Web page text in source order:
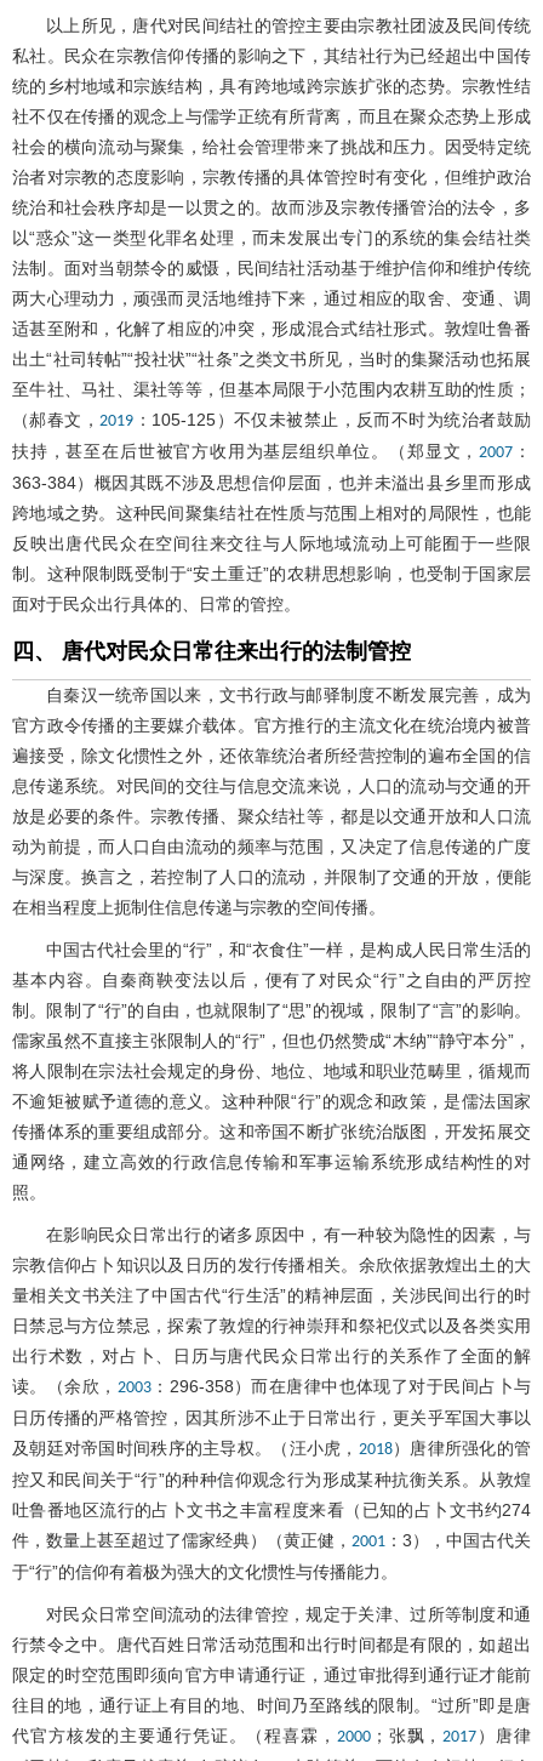
以上所见，唐代对民间结社的管控主要由宗教社团波及民间传统
私社。民众在宗教信仰传播的影响之下，其结社行为已经超出中国传
统的乡村地域和宗族结构，具有跨地域跨宗族扩张的态势。宗教性结
社不仅在传播的观念上与儒学正统有所背离，而且在聚众态势上形成
社会的横向流动与聚集，给社会管理带来了挑战和压力。因受特定统
治者对宗教的态度影响，宗教传播的具体管控时有变化，但维护政治
统治和社会秩序却是一以贯之的。故而涉及宗教传播管治的法令，多
以“惑众”这一类型化罪名处理，而未发展出专门的系统的集会结社类
法制。面对当朝禁令的威慑，民间结社活动基于维护信仰和维护传统
两大心理动力，顽强而灵活地维持下来，通过相应的取舍、变通、调
适甚至附和，化解了相应的冲突，形成混合式结社形式。敦煌吐鲁番
出土“社司转帖”“投社状”“社条”之类文书所见，当时的集聚活动也拓展
至牛社、马社、渠社等等，但基本局限于小范围内农耕互助的性质；
（郝春文， 2019 ：105-125）不仅未被禁止，反而不时为统治者鼓励
扶持，甚至在后世被官方收用为基层组织单位。（郑显文， 2007 ：
363-384）概因其既不涉及思想信仰层面，也并未溢出县乡里而形成
跨地域之势。这种民间聚集结社在性质与范围上相对的局限性，也能
反映出唐代民众在空间往来交往与人际地域流动上可能囿于一些限
制。这种限制既受制于“安土重迁”的农耕思想影响，也受制于国家层
面对于民众出行具体的、日常的管控。
四、 唐代对民众日常往来出行的法制管控
自秦汉一统帝国以来，文书行政与邮驿制度不断发展完善，成为
官方政令传播的主要媒介载体。官方推行的主流文化在统治境内被普
遍接受，除文化惯性之外，还依靠统治者所经营控制的遍布全国的信
息传递系统。对民间的交往与信息交流来说，人口的流动与交通的开
放是必要的条件。宗教传播、聚众结社等，都是以交通开放和人口流
动为前提，而人口自由流动的频率与范围，又决定了信息传递的广度
与深度。换言之，若控制了人口的流动，并限制了交通的开放，便能
在相当程度上扼制住信息传递与宗教的空间传播。
中国古代社会里的“行”，和“衣食住”一样，是构成人民日常生活的
基本内容。自秦商鞅变法以后，便有了对民众“行”之自由的严厉控
制。限制了“行”的自由，也就限制了“思”的视域，限制了“言”的影响。
儒家虽然不直接主张限制人的“行”，但也仍然赞成“木纳”“静守本分”，
将人限制在宗法社会规定的身份、地位、地域和职业范畴里，循规而
不逾矩被赋予道德的意义。这种种限“行”的观念和政策，是儒法国家
传播体系的重要组成部分。这和帝国不断扩张统治版图，开发拓展交
通网络，建立高效的行政信息传输和军事运输系统形成结构性的对
照。
在影响民众日常出行的诸多原因中，有一种较为隐性的因素，与
宗教信仰占卜知识以及日历的发行传播相关。余欣依据敦煌出土的大
量相关文书关注了中国古代“行生活”的精神层面，关涉民间出行的时
日禁忌与方位禁忌，探索了敦煌的行神崇拜和祭祀仪式以及各类实用
出行术数，对占卜、日历与唐代民众日常出行的关系作了全面的解
读。（余欣， 2003：296-358）而在唐律中也体现了对于民间占卜与
日历传播的严格管控，因其所涉不止于日常出行，更关乎军国大事以
及朝廷对帝国时间秩序的主导权。（汪小虎， 2018）唐律所强化的管
控又和民间关于“行”的种种信仰观念行为形成某种抗衡关系。从敦煌
吐鲁番地区流行的占卜文书之丰富程度来看（已知的占卜文书约274
件，数量上甚至超过了儒家经典）（黄正健， 2001 ：3），中国古代关
于“行”的信仰有着极为强大的文化惯性与传播能力。
对民众日常空间流动的法律管控，规定于关津、过所等制度和通
行禁令之中。唐代百姓日常活动范围和出行时间都是有限的，如超出
限定的时空范围即须向官方申请通行证，通过审批得到通行证才能前
往目的地，通行证上有目的地、时间乃至路线的限制。“过所”即是唐
代官方核发的主要通行凭证。（程喜霖， 2000；张飘， 2017 ）唐律